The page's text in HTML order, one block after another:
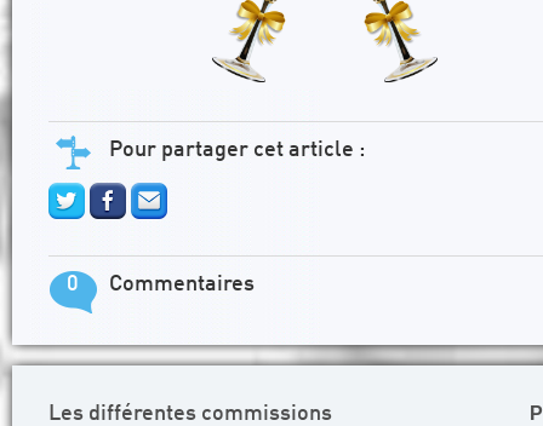
Pour partager cet article :
0 Commentaires
Les différentes commissions